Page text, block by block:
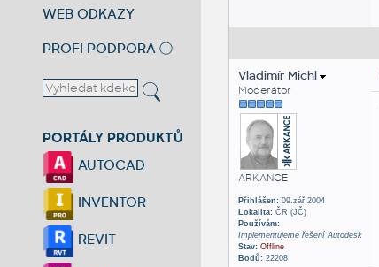
WEB ODKAZY
PROFI PODPORA ⓘ
PORTÁLY PRODUKTŮ
AUTOCAD
INVENTOR
REVIT
Vladimír Michl
Moderátor
ARKANCE
Přihlášen:09.zář.2004
Lokalita:ČR (JČ)
Používám:
Implementujeme řešení Autodesk
Stav: Offline
Bodů:22208